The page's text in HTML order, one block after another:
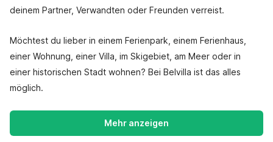
deinem Partner, Verwandten oder Freunden verreist.
Möchtest du lieber in einem Ferienpark, einem Ferienhaus,
einer Wohnung, einer Villa, im Skigebiet, am Meer oder in
einer historischen Stadt wohnen? Bei Belvilla ist das alles
möglich.
Mehr anzeigen